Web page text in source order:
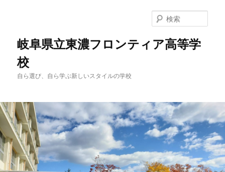
岐阜県立東濃フロンティア高等学
校
自ら選び、自ら学ぶ新しいスタイルの学校
索